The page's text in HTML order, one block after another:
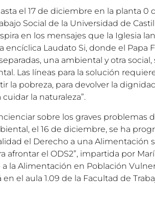
el 17 de diciembre en la planta 0
Social de la Universidad de
en los mensajes que la Iglesia
Laudato Si, donde el Papa
una ambiental y otra social,
Las líneas para la solución
la pobreza, para devolver la
la naturaleza”.
sobre los graves problemas
el 16 de diciembre, se ha
el Derecho a una Alimentación
afrontar el ODS2”, impartida por
la Alimentación en Población
el aula 1.09 de la Facultad de